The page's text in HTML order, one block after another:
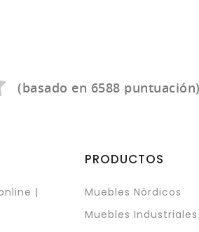
(basado en 6588 puntuación)
|
PRODUCTOS
Muebles Nórdicos
Muebles Industriales